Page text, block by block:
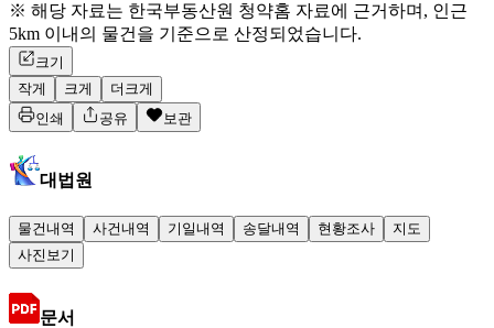
※ 해당 자료는 한국부동산원 청약홈 자료에 근거하며, 인근
5km 이내의 물건을 기준으로 산정되었습니다.
크기
작게
크게
더크게
인쇄
공유 보관
대법원
물건내역 사건내역 기일내역 송달내역 현황조사
지도
사진보기
문서